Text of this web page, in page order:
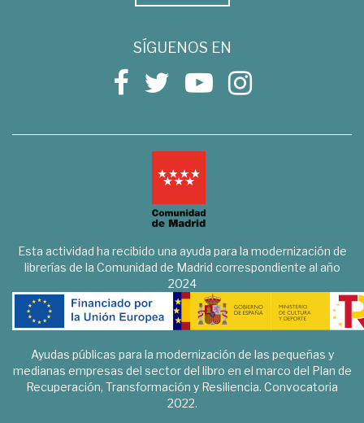
SÍGUENOS EN
Esta actividad ha recibido una ayuda para la modernización de
librerías de la Comunidad de Madrid correspondiente al año
2024
Ayudas públicas para la modernización de las pequeñas y
medianas empresas del sector del libro en el marco del Plan de
Recuperación, Transformación y Resiliencia. Convocatoria
2022.